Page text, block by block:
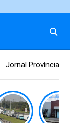
Jornal Província